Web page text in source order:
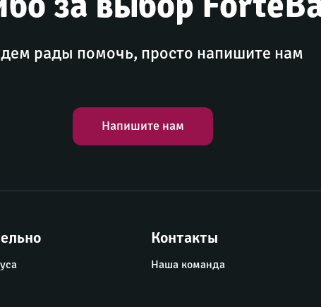
рады помочь, просто напишите нам
Напишите нам
Контакты
Наша команда